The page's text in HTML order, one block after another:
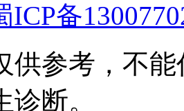
ICP备
供参考，不
断。